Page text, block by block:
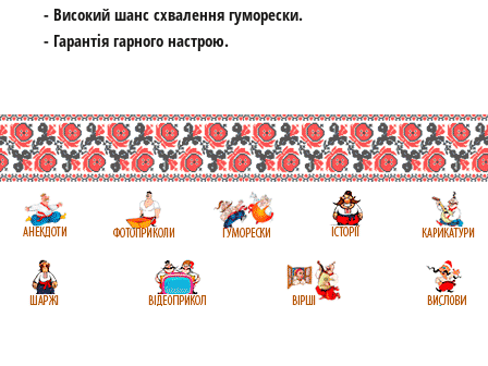
- Високий шанс схвалення гуморески.
- Гарантія гарного настрою.